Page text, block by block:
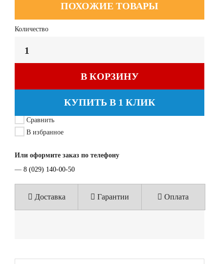
ПОХОЖИЕ ТОВАРЫ
Количество
В КОРЗИНУ
КУПИТЬ В 1 КЛИК
Сравнить
В избранное
Или оформите заказ по телефону
— 8 (029) 140-00-50
Доставка Гарантии Оплата